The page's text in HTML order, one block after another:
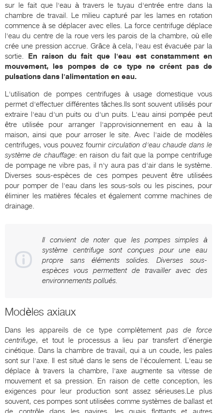
sur le fait que l'eau à travers le tuyau d'entrée entre dans la
chambre de travail. Le milieu capturé par les lames en rotation
commence à se déplacer avec elles. La force centrifuge déplace
l'eau du centre de la roue vers les parois de la chambre, où elle
crée une pression accrue. Grâce à cela, l'eau est évacuée par la
sortie. En raison du fait que l'eau est constamment en
mouvement, les pompes de ce type ne créent pas de
pulsations dans l'alimentation en eau.
L'utilisation de pompes centrifuges à usage domestique vous
permet d'effectuer différentes tâches.Ils sont souvent utilisés pour
extraire l'eau d'un puits ou d'un puits. L'eau ainsi pompée peut
être utilisée pour arranger l'approvisionnement en eau à la
maison, ainsi que pour arroser le site. Avec l'aide de modèles
centrifuges, vous pouvez fournir circulation d'eau chaude dans le
système de chauffage: en raison du fait que la pompe centrifuge
de pompage ne vibre pas, il n'y aura pas d'air dans le système.
Diverses sous-espèces de ces pompes peuvent être utilisées
pour pomper de l'eau dans les sous-sols ou les piscines, pour
éliminer les matières fécales et également comme machines de
drainage.
Il convient de noter que les pompes simples à
système centrifuge sont conçues pour une eau
propre sans éléments solides. Diverses sous-
espèces vous permettent de travailler avec des
environnements pollués.
Modèles axiaux
Dans les appareils de ce type complètement pas de force
centrifuge, et tout le processus a lieu par transfert d’énergie
cinétique. Dans la chambre de travail, qui a un coude, les pales
sont sur l'axe. Il est situé dans le sens de l'écoulement. L'eau se
déplace à travers la chambre, l'axe augmente sa vitesse de
mouvement et sa pression. En raison de cette conception, les
exigences pour leur production sont assez sérieuses.Le plus
souvent, ces pompes sont utilisées comme systèmes de ballast et